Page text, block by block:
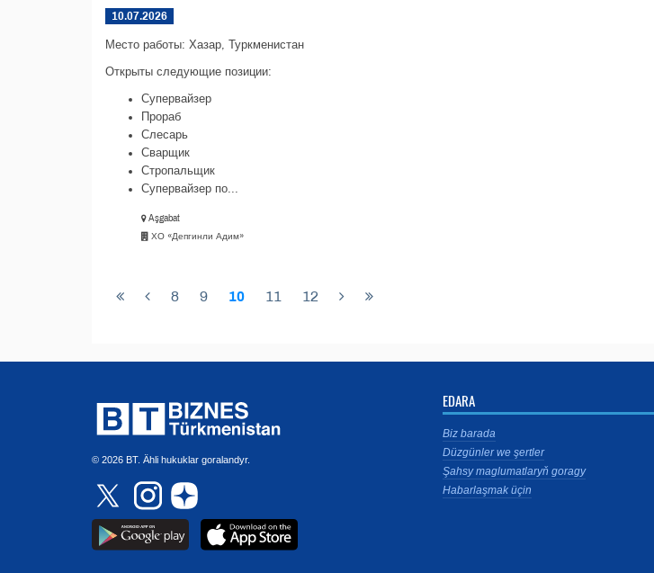
10.07.2026
Место работы: Хазар, Туркменистан
Открыты следующие позиции:
Супервайзер
Прораб
Слесарь
Сварщик
Стропальщик
Супервайзер по...
Aşgabat
ХО «Депгинли Адим»
8 9 10 11 12
© 2026 BT. Ähli hukuklar goralandyr.
EDARA
Biz barada
Düzgünler we şertler
Şahsy maglumatlaryň goragy
Habarlaşmak üçin